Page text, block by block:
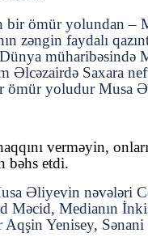
bir ömür yolundan
zəngin faydalı
müharibəsində
Saxara
ömür yoludur
verməyin,
bəhs etdi.
Əliyevin nəvələri
Məcid, Medianın
Yenisey, Sənani